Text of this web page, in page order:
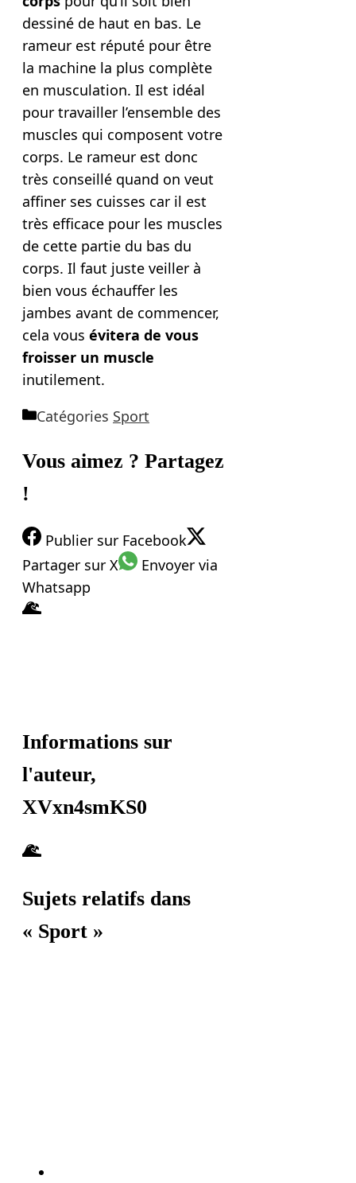
dessiné de haut en bas. Le
rameur est réputé pour être
la machine la plus complète
en musculation. Il est idéal
pour travailler l’ensemble des
muscles qui composent votre
corps. Le rameur est donc
très conseillé quand on veut
affiner ses cuisses car il est
très efficace pour les muscles
de cette partie du bas du
corps. Il faut juste veiller à
bien vous échauffer les
jambes avant de commencer,
cela vous évitera de vous
froisser un muscle
inutilement.
Catégories Sport
Vous aimez ? Partagez
!
Publier sur Facebook
Partager sur X Envoyer via
Whatsapp
Informations sur
l'auteur,
XVxn4smKS0
Sujets relatifs dans
« Sport »